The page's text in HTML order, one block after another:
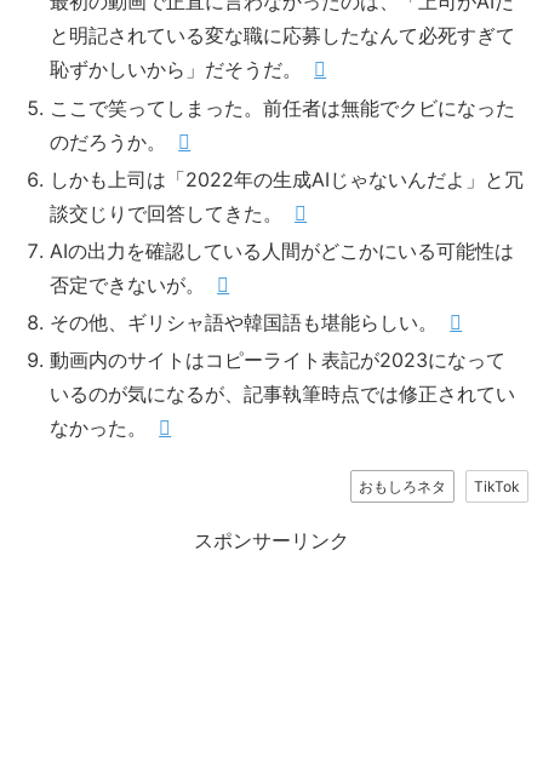
と明記されている変な職に応募したなんて必死すぎて
恥ずかしいから」だそうだ。
ここで笑ってしまった。前任者は無能でクビになった
のだろうか。
しかも上司は「2022年の生成AIじゃないんだよ」と冗
談交じりで回答してきた。
AIの出力を確認している人間がどこかにいる可能性は
否定できないが。
その他、ギリシャ語や韓国語も堪能らしい。
動画内のサイトはコピーライト表記が2023になって
いるのが気になるが、記事執筆時点では修正されてい
なかった。
おもしろネタ TikTok
スポンサーリンク